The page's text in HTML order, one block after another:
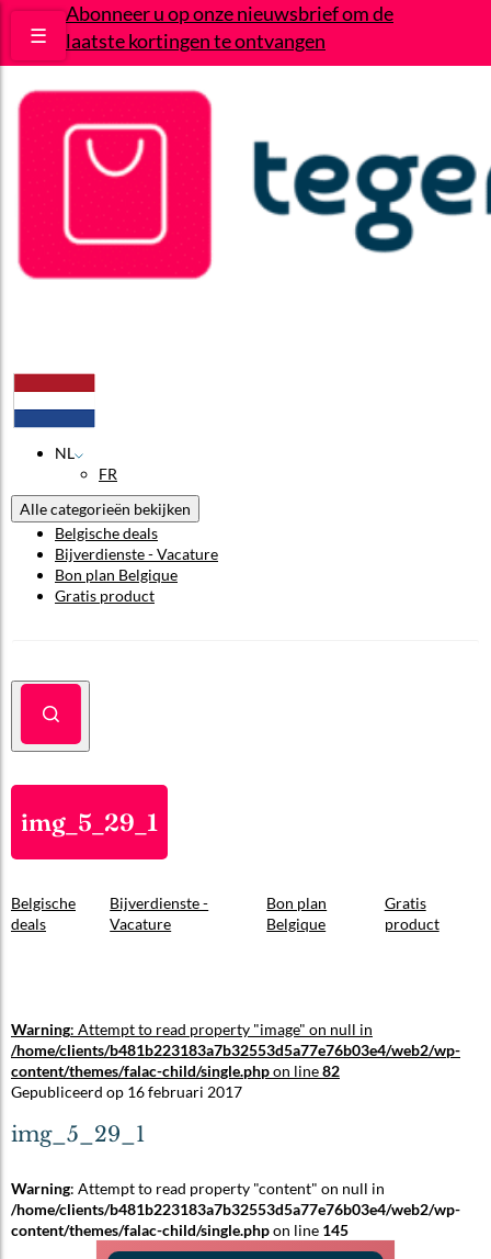
Abonneer u op onze nieuwsbrief om de
laatste kortingen te ontvangen
☰
NL
FR
Alle categorieën bekijken
Belgische deals
Bijverdienste - Vacature
Bon plan Belgique
Gratis product
img_5_29_1
Belgische
deals
Bijverdienste -
Vacature
Bon plan
Belgique
Gratis
product
Warning: Attempt to read property "image" on null in
/home/clients/b481b223183a7b32553d5a77e76b03e4/web2/wp-
content/themes/falac-child/single.phpon line82
Gepubliceerd op 16 februari 2017
img_5_29_1
Warning: Attempt to read property "content" on null in
/home/clients/b481b223183a7b32553d5a77e76b03e4/web2/wp-
content/themes/falac-child/single.phpon line 145